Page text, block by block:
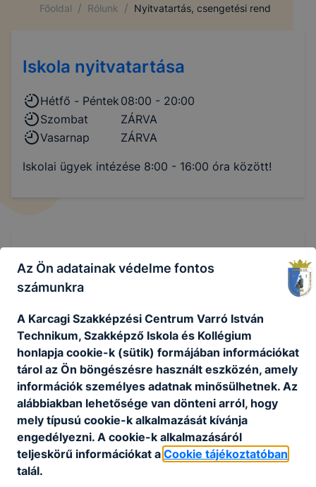
Főoldal / Rólunk / Nyitvatartás, csengetési rend
Iskola nyitvatartása
Hétfő - Péntek 08:00 - 20:00
Szombat
ZÁRVA
Vasarnap
ZÁRVA
Iskolai ügyek intézése 8:00 - 16:00 óra között!
Csengetési rend
csengetési rend
1
7:15-8:00
2
8:10-8:55
3
9:10-9:55
4
10:10-10:55
5
11:05-11:50
6
12:00-12:45
7
12:55-13:40
Az Ön adatainak védelme fontos
számunkra
A Karcagi Szakképzési Centrum Varró István
Technikum, Szakképző Iskola és Kollégium
honlapja cookie-k (sütik) formájában információkat
tárol az Ön böngészésre használt eszközén, amely
információk személyes adatnak minősülhetnek. Az
alábbiakban lehetősége van dönteni arról, hogy
mely típusú cookie-k alkalmazását kívánja
engedélyezni. A cookie-k alkalmazásáról
teljeskörű információkat a Cookie tájékoztatóban
talál.